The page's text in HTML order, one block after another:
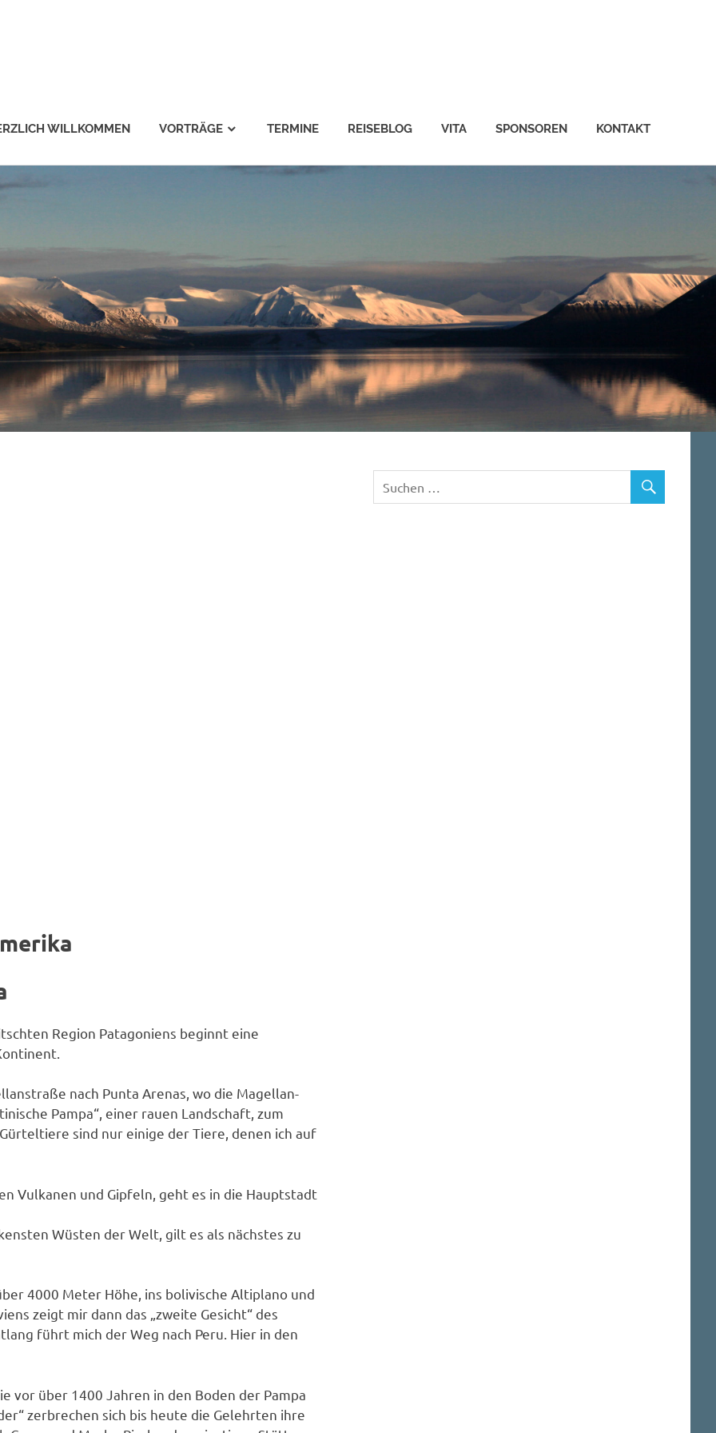
WILLKOMMEN VORTRÄGE TERMINE REISEBLOG VITA SPONSOREN KONTAKT
Region Patagoniens beginnt eine
nach Punta Arenas, wo die Magellan-
Pampa“, einer rauen Landschaft, zum
sind nur einige der Tiere, denen ich auf
Vulkanen und Gipfeln, geht es in die Hauptstadt
Wüsten der Welt, gilt es als nächstes zu
4000 Meter Höhe, ins bolivische Altiplano und
zeigt mir dann das „zweite Gesicht“ des
führt mich der Weg nach Peru. Hier in den
vor über 1400 Jahren in den Boden der Pampa
zerbrechen sich bis heute die Gelehrten ihre